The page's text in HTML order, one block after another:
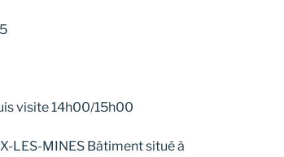
visite 14h00/15h00
LES-MINES Bâtiment situé à